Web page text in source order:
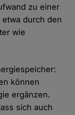
zu einer
durch den
wie
können
ergänzen.
sich auch